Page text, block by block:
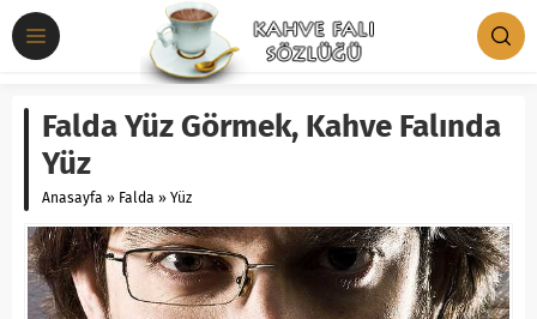
Falda Yüz Görmek, Kahve Falında
Yüz
Anasayfa » Falda » Yüz